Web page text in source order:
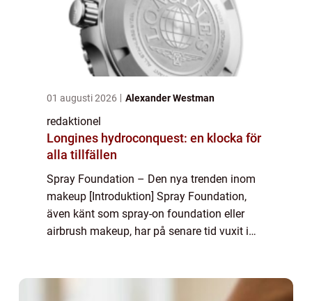
01 augusti 2026 Alexander Westman
redaktionel
Longines hydroconquest: en klocka för
alla tillfällen
Spray Foundation – Den nya trenden inom
makeup [Introduktion] Spray Foundation,
även känt som spray-on foundation eller
airbrush makeup, har på senare tid vuxit i